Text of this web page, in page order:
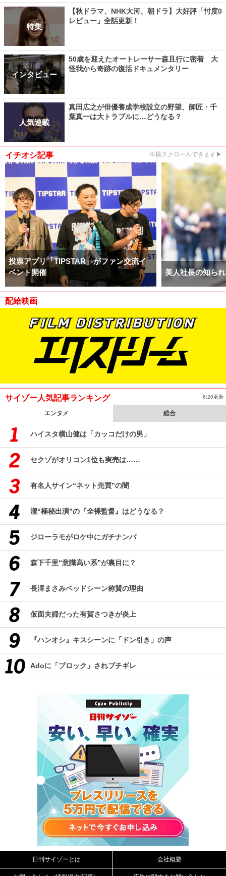
特集
【秋ドラマ、NHK大河、朝ドラ】大好評「忖度0
レビュー」全話更新！
インタビュー
50歳を迎えたオートレーサー森且行に密着 大
怪我から奇跡の復活ドキュメンタリー
人気連載
真田広之が俳優養成学校設立の野望、師匠・千
葉真一は大トラブルに…どうなる？
イチオシ記事 ※横スクロールできます▶
投票アプリ「TIPSTAR」がファン交流イ
ベント開催
美人社長の知ら
配給映画
サイゾー人気記事ランキング 6:20更新
エンタメ 総合
ハイスタ横山健は「カッコだけの男」
セクゾがオリコン1位も実売は……
有名人サイン“ネット売買”の闇
瀧“極秘出演”の『全裸監督』はどうなる？
ジローラモがロケ中にガチナンパ
森下千里“意識高い系”が裏目に？
長澤まさみベッドシーン称賛の理由
仮面夫婦だった有賀さつきが炎上
『ハンオシ』キスシーンに「ドン引き」の声
Adoに「ブロック」されブチギレ
日刊サイゾーとは 会社概要